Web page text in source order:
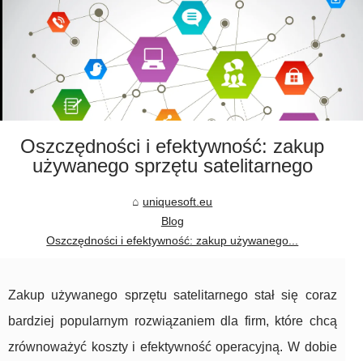
Oszczędności i efektywność: zakup
używanego sprzętu satelitarnego
uniquesoft.eu
Blog
Oszczędności i efektywność: zakup używanego...
Zakup używanego sprzętu satelitarnego stał się coraz
bardziej popularnym rozwiązaniem dla firm, które chcą
zrównoważyć koszty i efektywność operacyjną. W dobie